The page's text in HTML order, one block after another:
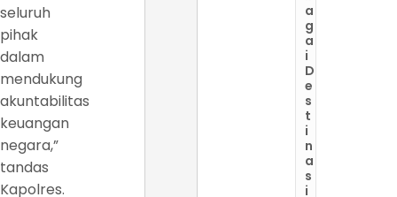
seluruh
pihak
dalam
mendukung
akuntabilitas
keuangan
negara,”
tandas
Kapolres.
a
g
a
i
D
e
s
t
i
n
a
s
i